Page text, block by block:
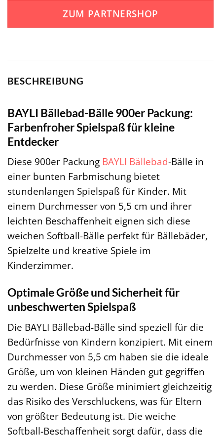
ZUM PARTNERSHOP
BESCHREIBUNG
BAYLI Bällebad-Bälle 900er Packung:
Farbenfroher Spielspaß für kleine
Entdecker
Diese 900er Packung BAYLI Bällebad-Bälle in
einer bunten Farbmischung bietet
stundenlangen Spielspaß für Kinder. Mit
einem Durchmesser von 5,5 cm und ihrer
leichten Beschaffenheit eignen sich diese
weichen Softball-Bälle perfekt für Bällebäder,
Spielzelte und kreative Spiele im
Kinderzimmer.
Optimale Größe und Sicherheit für
unbeschwerten Spielspaß
Die BAYLI Bällebad-Bälle sind speziell für die
Bedürfnisse von Kindern konzipiert. Mit einem
Durchmesser von 5,5 cm haben sie die ideale
Größe, um von kleinen Händen gut gegriffen
zu werden. Diese Größe minimiert gleichzeitig
das Risiko des Verschluckens, was für Eltern
von größter Bedeutung ist. Die weiche
Softball-Beschaffenheit sorgt dafür, dass die